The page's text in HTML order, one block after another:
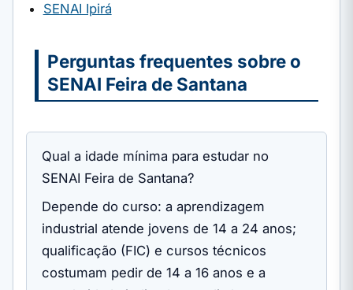
SENAI Ipirá
Perguntas frequentes sobre o
SENAI Feira de Santana
Qual a idade mínima para estudar no
SENAI Feira de Santana?
Depende do curso: a aprendizagem
industrial atende jovens de 14 a 24 anos;
qualificação (FIC) e cursos técnicos
costumam pedir de 14 a 16 anos e a